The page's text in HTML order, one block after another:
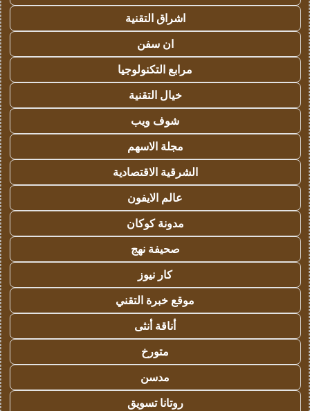
اشراق التقنية
ان سفن
مرابع التكنولوجيا
خيال التقنية
شوف ويب
مجلة الاسهم
الشرقية الاقتصادية
عالم الايفون
مدونة كوكان
صحيفة نهج
كار نيوز
موقع خبرة التقني
أناقة أنثى
متورخ
مدسن
روتانا تسويق